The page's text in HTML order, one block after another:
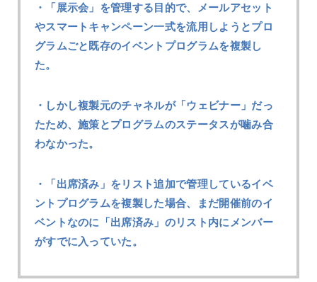
・「展示会」を管理する目的で、メールアセット
やスマートキャンペーン一式を流用しようとプロ
グラムごと既存のイベントプログラムを複製し
た。
・しかし複製元のチャネルが「ウェビナー」だっ
たため、施策とプログラムのステータスが噛み合
わなかった。
・「出席済み」をリスト追加で管理しているイベ
ントプログラムを複製した場合、まだ開催前のイ
ベントなのに「出席済み」のリスト内にメンバー
がすでに入っていた。